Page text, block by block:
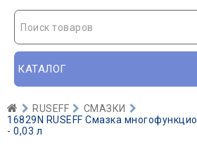
Поиск товаров
КАТАЛОГ
RUSEFF
СМАЗКИ
16829N RUSEFF Смазка
- 0,03 л